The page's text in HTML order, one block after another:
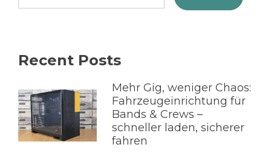
nach:
Recent Posts
Mehr Gig, weniger Chaos:
Fahrzeugeinrichtung für
Bands & Crews –
schneller laden, sicherer
fahren